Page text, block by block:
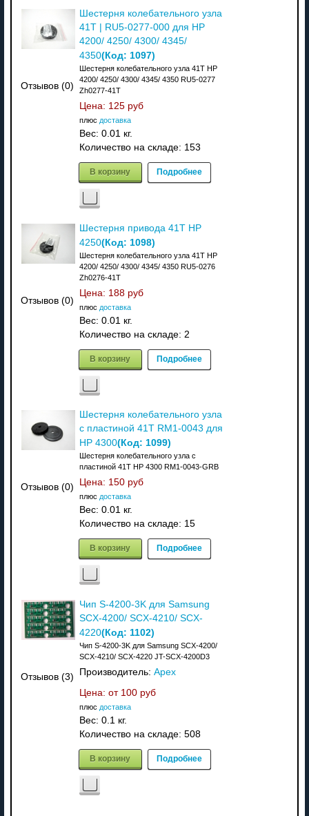
Отзывов (0)
Шестерня колебательного узла
41T | RU5-0277-000 для HP
4200/ 4250/ 4300/ 4345/
4350(Код: 1097)
Шестерня колебательного узла 41T HP
4200/ 4250/ 4300/ 4345/ 4350 RU5-0277
Zh0277-41T
Цена: 125 руб
плюс доставка
Вес: 0.01 кг.
Количество на складе: 153
В корзину Подробнее
Отзывов (0)
Шестерня привода 41T HP
4250(Код: 1098)
Шестерня колебательного узла 41T HP
4200/ 4250/ 4300/ 4345/ 4350 RU5-0276
Zh0276-41T
Цена: 188 руб
плюс доставка
Вес: 0.01 кг.
Количество на складе: 2
В корзину Подробнее
Отзывов (0)
Шестерня колебательного узла
с пластиной 41T RM1-0043 для
HP 4300(Код: 1099)
Шестерня колебательного узла с
пластиной 41T HP 4300 RM1-0043-GRB
Цена: 150 руб
плюс доставка
Вес: 0.01 кг.
Количество на складе: 15
В корзину Подробнее
Отзывов (3)
Чип S-4200-3K для Samsung
SCX-4200/ SCX-4210/ SCX-
4220(Код: 1102)
Чип S-4200-3K для Samsung SCX-4200/
SCX-4210/ SCX-4220 JT-SCX-4200D3
Производитель: Apex
Цена: от 100 руб
плюс доставка
Вес: 0.1 кг.
Количество на складе: 508
В корзину Подробнее